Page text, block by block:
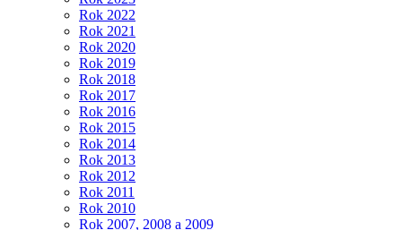
Rok 2022
Rok 2021
Rok 2020
Rok 2019
Rok 2018
Rok 2017
Rok 2016
Rok 2015
Rok 2014
Rok 2013
Rok 2012
Rok 2011
Rok 2010
Rok 2007, 2008 a 2009